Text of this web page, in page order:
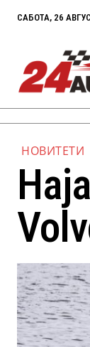
САБОТА, 26
НОВИТЕТИ